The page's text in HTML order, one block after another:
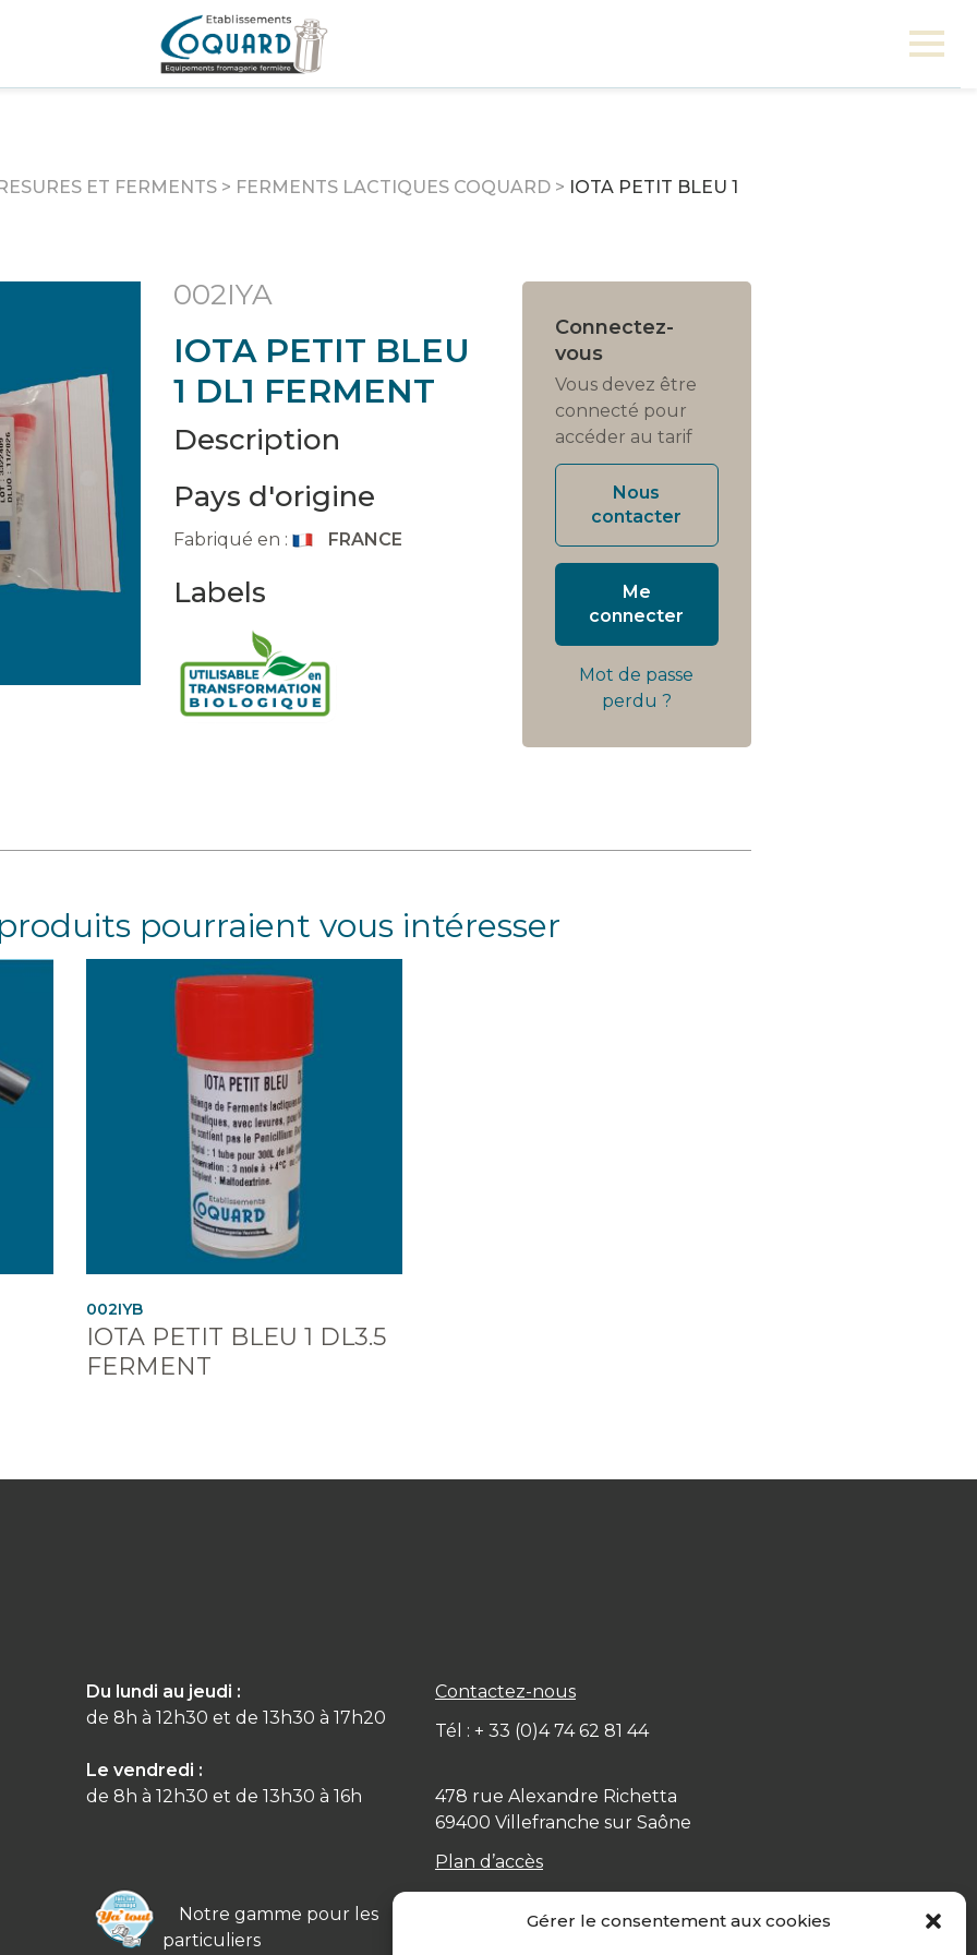
Gérer le consentement aux cookies
ET FERMENTS > FERMENTS LACTIQUES COQUARD > IOTA PETIT BLEU 1
002IYA
IOTA PETIT BLEU
1 DL1 FERMENT
Description
Pays d'origine
Fabriqué en : FRANCE
Labels
Connectez-
vous
Vous devez être
connecté pour
accéder au tarif
Nous
contacter
Me
connecter
Mot de passe
perdu ?
pourraient vous intéresser
002IYB
IOTA PETIT BLEU 1 DL3.5
FERMENT
Du lundi au jeudi :
de 8h à 12h30 et de 13h30 à 17h20
Le vendredi :
de 8h à 12h30 et de 13h30 à 16h
Notre gamme pour les
particuliers
Contactez-nous
Tél : + 33 (0)4 74 62 81 44
478 rue Alexandre Richetta
69400 Villefranche sur Saône
Plan d’accès